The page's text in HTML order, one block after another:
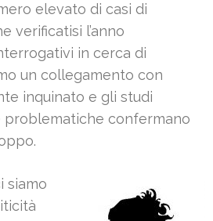
elevato di casi di
verificatisi l’anno
in cerca di
un collegamento con
inquinato e gli studi
problematiche confermano
siamo